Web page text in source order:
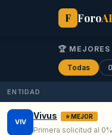
F Foro
🏆
Todas
ENTIDAD
VIV
Vivus ⭐ MEJOR
Primera solicitud al